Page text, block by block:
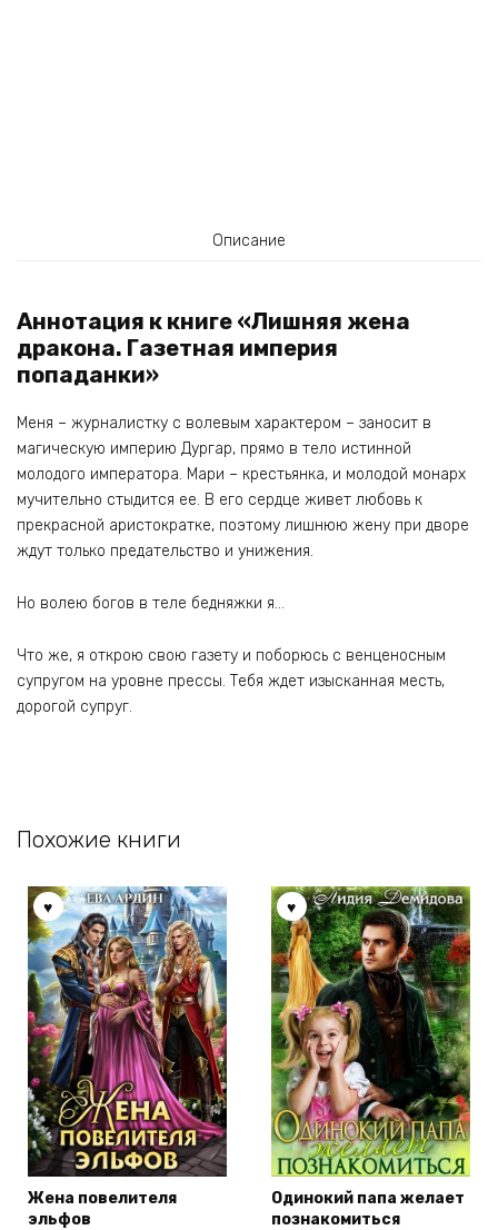
Описание
Аннотация к книге «Лишняя жена
дракона. Газетная империя
попаданки»
Меня – журналистку с волевым характером – заносит в
магическую империю Дургар, прямо в тело истинной
молодого императора. Мари – крестьянка, и молодой монарх
мучительно стыдится ее. В его сердце живет любовь к
прекрасной аристократке, поэтому лишнюю жену при дворе
ждут только предательство и унижения.
Но волею богов в теле бедняжки я…
Что же, я открою свою газету и поборюсь с венценосным
супругом на уровне прессы. Тебя ждет изысканная месть,
дорогой супруг.
Похожие книги
Жена повелителя
эльфов
Одинокий папа желает
познакомиться